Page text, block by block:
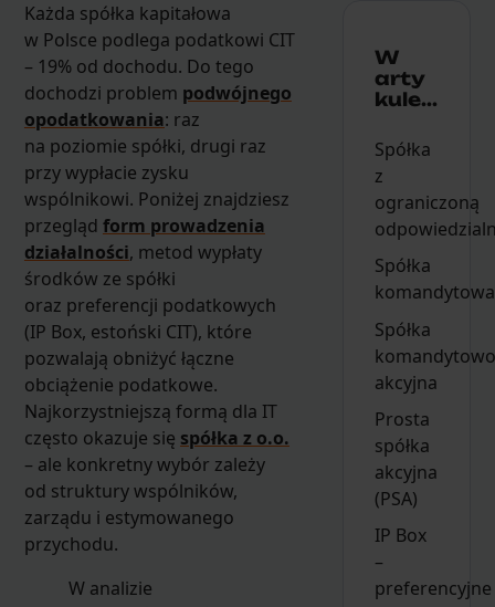
Każda spółka kapitałowa
w Polsce podlega podatkowi CIT
– 19% od dochodu. Do tego
dochodzi problem podwójnego
opodatkowania: raz
na poziomie spółki, drugi raz
przy wypłacie zysku
wspólnikowi. Poniżej znajdziesz
przegląd form prowadzenia
działalności, metod wypłaty
środków ze spółki
oraz preferencji podatkowych
(IP Box, estoński CIT), które
pozwalają obniżyć łączne
obciążenie podatkowe.
Najkorzystniejszą formą dla IT
często okazuje się spółka z o.o.
– ale konkretny wybór zależy
od struktury wspólników,
zarządu i estymowanego
przychodu.
W analizie
W
arty
kule...
Spółka
z
ograniczoną
Spółka
komandytowa
Spółka
akcyjna
Prosta
spółka
akcyjna
(PSA)
IP Box
–
preferencyjne